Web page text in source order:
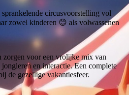
circusvoorstelling vol
zowel kinderen 😊 als volwassenen
zorgen voor een vrolijke mix van
en interactie. Een complete
de gezellige vakantiesfeer.